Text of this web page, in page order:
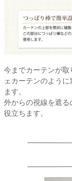
今までカーテンが
ェカーテンのよう
ます。
外からの視線を遮
役立ちます。